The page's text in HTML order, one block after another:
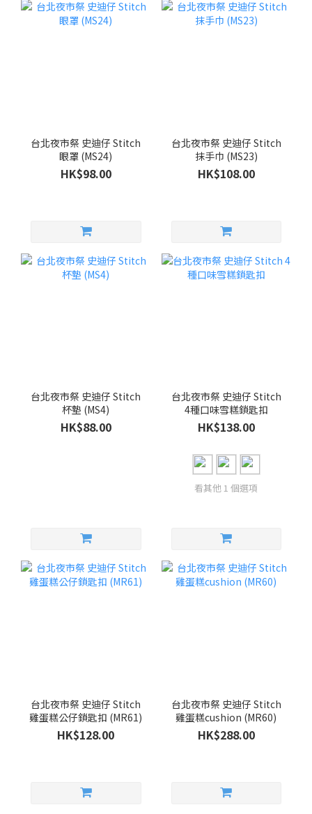
台北夜市祭 史迪仔 Stitch
眼罩 (MS24)
HK$98.00
台北夜市祭 史迪仔 Stitch
抹手巾 (MS23)
HK$108.00
台北夜市祭 史迪仔 Stitch
杯墊 (MS4)
HK$88.00
台北夜市祭 史迪仔 Stitch
4種口味雪糕鎖匙扣
HK$138.00
看其他 1 個選項
台北夜市祭 史迪仔 Stitch
雞蛋糕公仔鎖匙扣 (MR61)
HK$128.00
台北夜市祭 史迪仔 Stitch
雞蛋糕cushion (MR60)
HK$288.00